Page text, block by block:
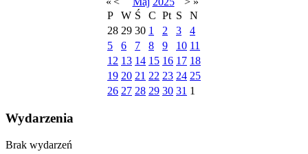
P
W Ś C Pt S
N
28 29 30 1 2 3
4
5
6 7 8 9 10 11
12 13 14 15 16 17 18
19 20 21 22 23 24 25
26 27 28 29 30 31 1
Wydarzenia
Brak wydarzeń